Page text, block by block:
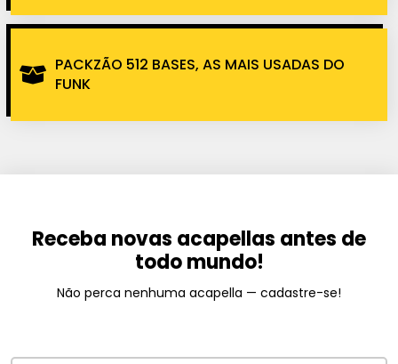
PACKZÃO 512 BASES, AS MAIS USADAS DO
FUNK
Receba novas acapellas antes de
todo mundo!
Não perca nenhuma acapella — cadastre-se!